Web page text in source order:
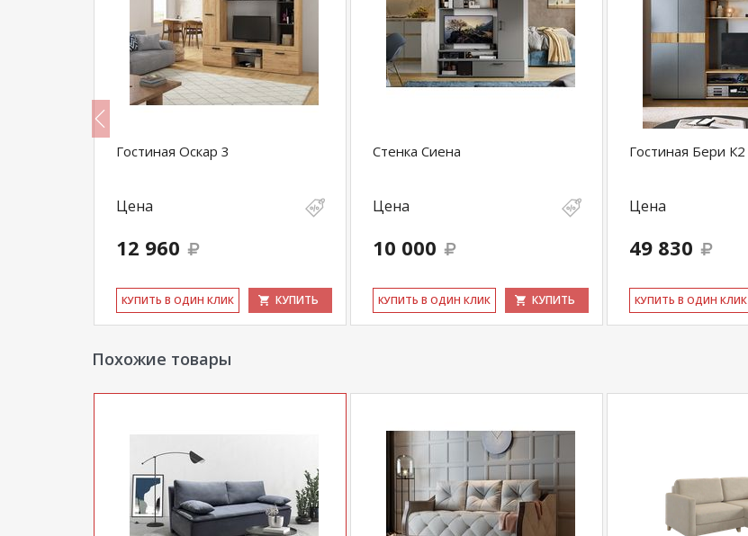
Гостиная Оскар 3
Цена
12 960
КУ­ПИТЬ В ОДИН КЛИК КУПИТЬ
Стенка Сиена
Цена
10 000
КУ­ПИТЬ В ОДИН КЛИК КУПИТЬ
Гостиная Бери К2
Цена
49 830
КУ­ПИТЬ В ОДИН КЛИК
Похожие товары